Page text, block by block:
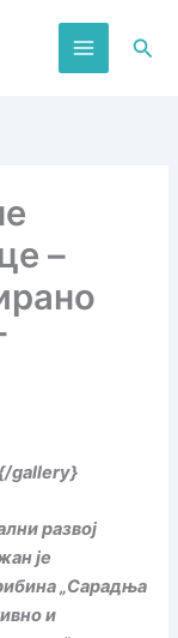
–
gallery}
развој
је
„Сарадња
и